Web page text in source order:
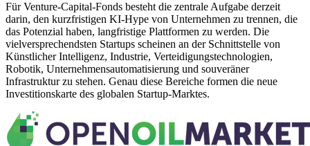
Für Venture-Capital-Fonds besteht die zentrale Aufgabe derzeit
darin, den kurzfristigen KI-Hype von Unternehmen zu trennen, die
das Potenzial haben, langfristige Plattformen zu werden. Die
vielversprechendsten Startups scheinen an der Schnittstelle von
Künstlicher Intelligenz, Industrie, Verteidigungstechnologien,
Robotik, Unternehmensautomatisierung und souveräner
Infrastruktur zu stehen. Genau diese Bereiche formen die neue
Investitionskarte des globalen Startup-Marktes.